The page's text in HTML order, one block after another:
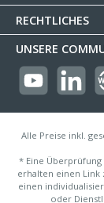
RECHTLICHES
UNSERE
https:// LinkedIn
Alle Preise inkl.
* Eine
erhalten einen Link
einen
oder